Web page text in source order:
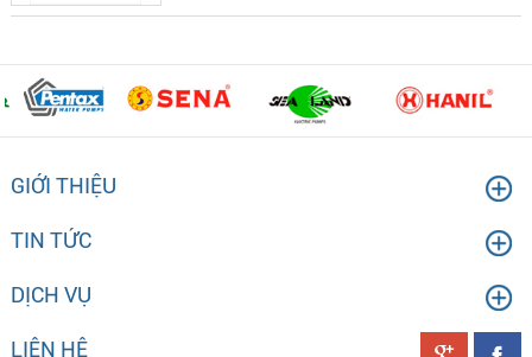
GIỚI THIỆU
TIN TỨC
DỊCH VỤ
LIÊN HỆ